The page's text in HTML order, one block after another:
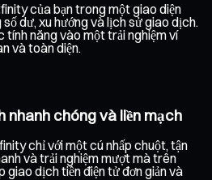
của bạn trong một giao diện
dư, xu hướng và lịch sử giao dịch.
năng vào một trải nghiệm ví
và toàn diện.
nhanh chóng và liền mạch
chỉ với một cú nhấp chuột, tận
và trải nghiệm mượt mà trên
giao dịch tiền điện tử đơn giản và